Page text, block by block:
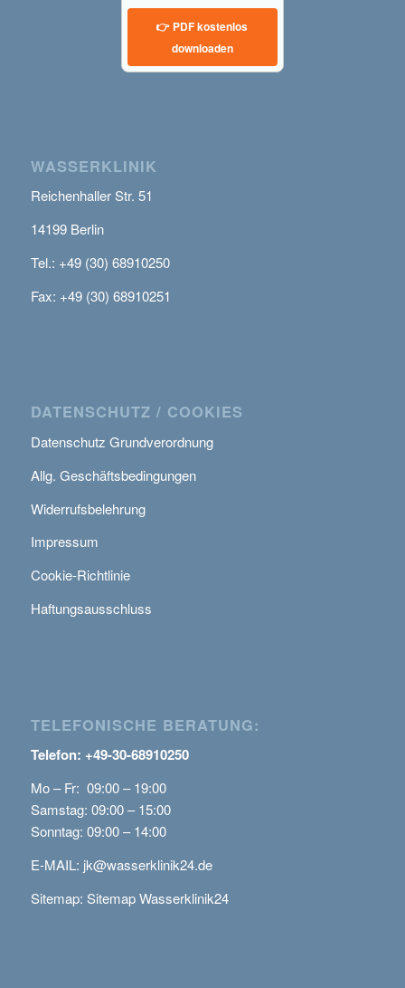
👉 PDF kostenlos
downloaden
WASSERKLINIK
Reichenhaller Str. 51
14199 Berlin
Tel.: +49 (30) 68910250
Fax: +49 (30) 68910251
DATENSCHUTZ / COOKIES
Datenschutz Grundverordnung
Allg. Geschäftsbedingungen
Widerrufsbelehrung
Impressum
Cookie-Richtlinie
Haftungsausschluss
TELEFONISCHE BERATUNG:
Telefon: +49-30-68910250
Mo – Fr: 09:00 – 19:00
Samstag: 09:00 – 15:00
Sonntag: 09:00 – 14:00
E-MAIL: jk@wasserklinik24.de
Sitemap: Sitemap Wasserklinik24